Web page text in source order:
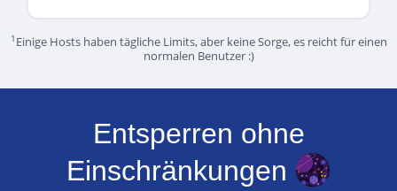
1 Einige Hosts haben tägliche Limits, aber keine Sorge, es reicht für einen
normalen Benutzer :)
Entsperren ohne
Einschränkungen